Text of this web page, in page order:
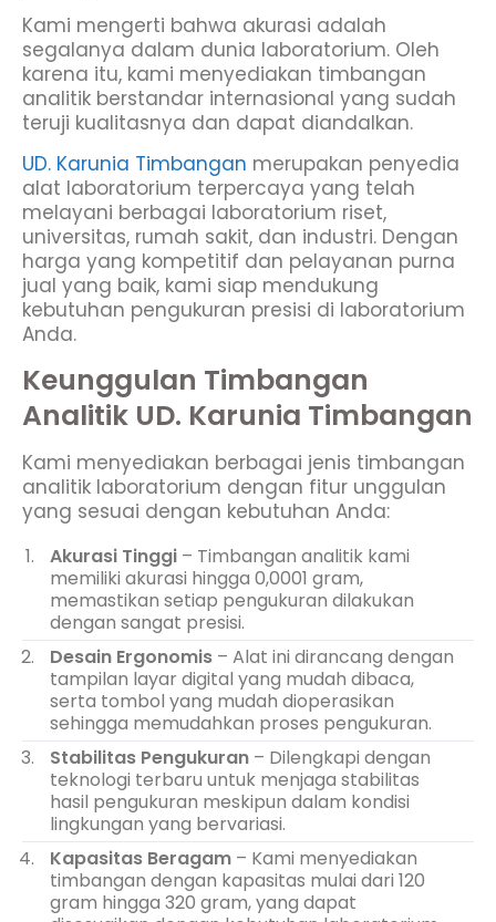
Kami mengerti bahwa akurasi adalah
segalanya dalam dunia laboratorium. Oleh
karena itu, kami menyediakan timbangan
analitik berstandar internasional yang sudah
teruji kualitasnya dan dapat diandalkan.
UD. Karunia Timbangan merupakan penyedia
alat laboratorium terpercaya yang telah
melayani berbagai laboratorium riset,
universitas, rumah sakit, dan industri. Dengan
harga yang kompetitif dan pelayanan purna
jual yang baik, kami siap mendukung
kebutuhan pengukuran presisi di laboratorium
Anda.
Keunggulan Timbangan
Analitik UD. Karunia Timbangan
Kami menyediakan berbagai jenis timbangan
analitik laboratorium dengan fitur unggulan
yang sesuai dengan kebutuhan Anda:
Akurasi Tinggi – Timbangan analitik kami
memiliki akurasi hingga 0,0001 gram,
memastikan setiap pengukuran dilakukan
dengan sangat presisi.
Desain Ergonomis – Alat ini dirancang dengan
tampilan layar digital yang mudah dibaca,
serta tombol yang mudah dioperasikan
sehingga memudahkan proses pengukuran.
Stabilitas Pengukuran – Dilengkapi dengan
teknologi terbaru untuk menjaga stabilitas
hasil pengukuran meskipun dalam kondisi
lingkungan yang bervariasi.
Kapasitas Beragam – Kami menyediakan
timbangan dengan kapasitas mulai dari 120
gram hingga 320 gram, yang dapat